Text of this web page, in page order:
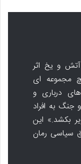
و یخ اثر
مجموعه ای
درباری و
جنگ به افراد
بکشد.» این
سیاسی رمان